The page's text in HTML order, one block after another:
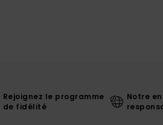
Rejoignez le programme
de fidélité
Notre